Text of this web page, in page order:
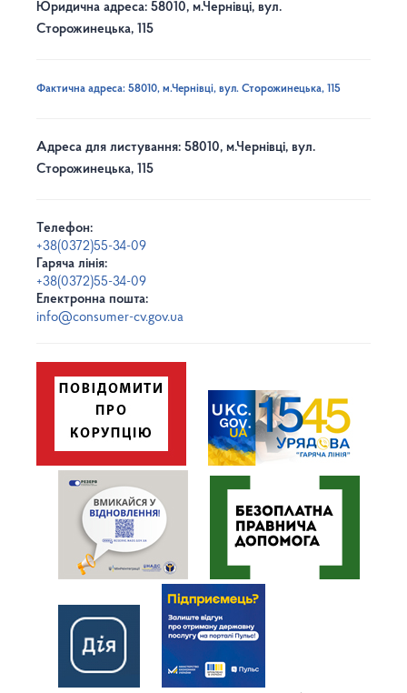
Юридична адреса: 58010, м.Чернівці, вул.
Сторожинецька, 115
Фактична адреса: 58010, м.Чернівці, вул. Сторожинецька, 115
Адреса для листування: 58010, м.Чернівці, вул.
Сторожинецька, 115
Телефон:
+38(0372)55-34-09
Гаряча лінія:
+38(0372)55-34-09
Електронна пошта:
info@consumer-cv.gov.ua